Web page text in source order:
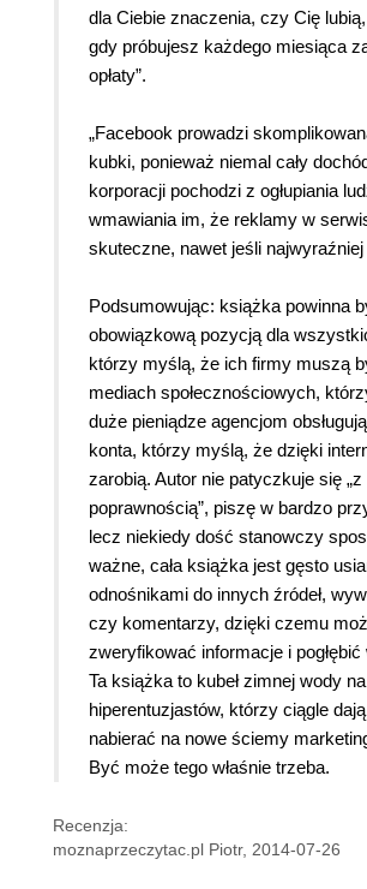
dla Ciebie znaczenia, czy Cię
gdy próbujesz każdego miesiąca
opłaty”.
„Facebook prowadzi
kubki, ponieważ niemal cały
korporacji pochodzi z ogłupiania
wmawiania im, że reklamy w
skuteczne, nawet jeśli najwyraźniej
Podsumowując: książka powinna
obowiązkową pozycją dla
którzy myślą, że ich firmy muszą
mediach społecznościowych,
duże pieniądze agencjom
konta, którzy myślą, że dzięki
zarobią. Autor nie patyczkuje się „z
poprawnością”, piszę w bardzo
lecz niekiedy dość stanowczy
ważne, cała książka jest gęsto
odnośnikami do innych źródeł,
czy komentarzy, dzięki czemu
zweryfikować informacje i pogłębić
Ta książka to kubeł zimnej wody na
hiperentuzjastów, którzy ciągle
nabierać na nowe ściemy
Być może tego właśnie trzeba.
Recenzja:
moznaprzeczytac.pl Piotr, 2014-07-26